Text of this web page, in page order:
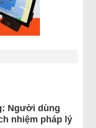
Người dùng
nhiệm pháp lý